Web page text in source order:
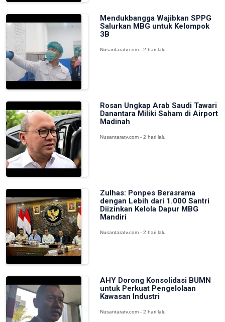
Mendukbangga Wajibkan SPPG
Salurkan MBG untuk Kelompok
3B
Nusantaratv.com - 2 hari lalu
Rosan Ungkap Arab Saudi Tawari
Danantara Miliki Saham di Airport
Madinah
Nusantaratv.com - 2 hari lalu
Zulhas: Ponpes Berasrama
dengan Lebih dari 1.000 Santri
Diizinkan Kelola Dapur MBG
Mandiri
Nusantaratv.com - 2 hari lalu
AHY Dorong Konsolidasi BUMN
untuk Perkuat Pengelolaan
Kawasan Industri
Nusantaratv.com - 2 hari lalu